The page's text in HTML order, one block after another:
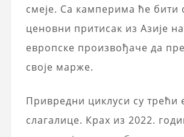
смеје. Са камперима ће
ценовни притисак из Азије
европске произвођаче да
своје марже.
Привредни циклуси су трећи
слагалице. Крах из 2022.